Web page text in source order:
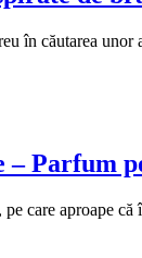
în căutarea
– Parfum
care aproape